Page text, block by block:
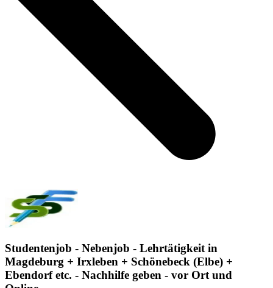
Studentenjob - Nebenjob - Lehrtätigkeit in
Magdeburg + Irxleben + Schönebeck (Elbe) +
Ebendorf etc. - Nachhilfe geben - vor Ort und